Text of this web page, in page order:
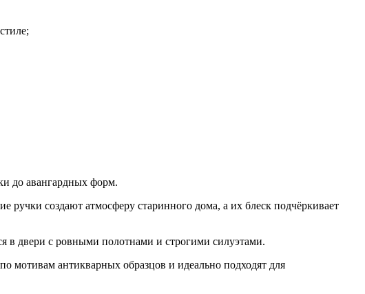
до авангардных форм.
создают атмосферу старинного дома, а их блеск подчёркивает
двери с ровными полотнами и строгими силуэтами.
мотивам антикварных образцов и идеально подходят для